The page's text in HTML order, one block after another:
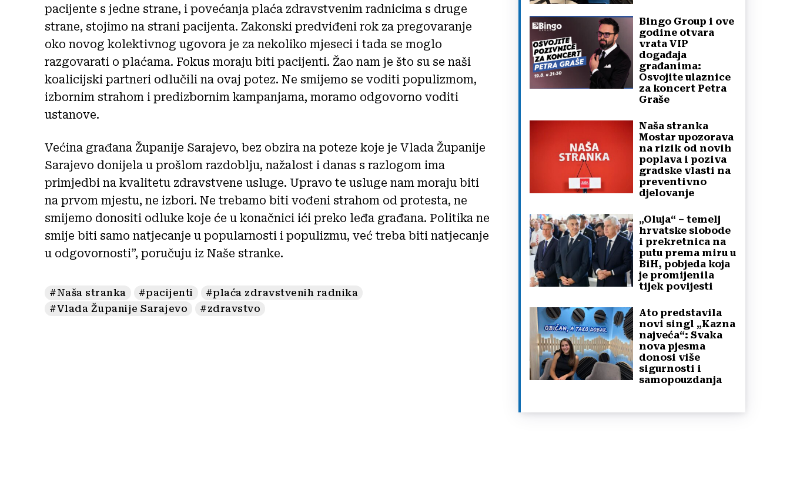
pacijente s jedne strane, i povećanja plaća zdravstvenim radnicima s druge
strane, stojimo na strani pacijenta. Zakonski predviđeni rok za pregovaranje
oko novog kolektivnog ugovora je za nekoliko mjeseci i tada se moglo
razgovarati o plaćama. Fokus moraju biti pacijenti. Žao nam je što su se naši
koalicijski partneri odlučili na ovaj potez. Ne smijemo se voditi populizmom,
izbornim strahom i predizbornim kampanjama, moramo odgovorno voditi
ustanove.
Većina građana Županije Sarajevo, bez obzira na poteze koje je Vlada Županije
Sarajevo donijela u prošlom razdoblju, nažalost i danas s razlogom ima
primjedbi na kvalitetu zdravstvene usluge. Upravo te usluge nam moraju biti
na prvom mjestu, ne izbori. Ne trebamo biti vođeni strahom od protesta, ne
smijemo donositi odluke koje će u konačnici ići preko leđa građana. Politika ne
smije biti samo natjecanje u popularnosti i populizmu, već treba biti natjecanje
u odgovornosti”, poručuju iz Naše stranke.
#Naša stranka #pacijenti
#plaća zdravstvenih radnika
#Vlada Županije Sarajevo
#zdravstvo
Bingo Group i ove
godine otvara
vrata VIP
događaja
građanima:
Osvojite ulaznice
za koncert Petra
Graše
Naša stranka
Mostar upozorava
na rizik od novih
poplava i poziva
gradske vlasti na
preventivno
djelovanje
„Oluja“ – temelj
hrvatske slobode
i prekretnica na
putu prema miru u
BiH, pobjeda koja
je promijenila
tijek povijesti
Ato predstavila
novi singl „Kazna
najveća“: Svaka
nova pjesma
donosi više
sigurnosti i
samopouzdanja